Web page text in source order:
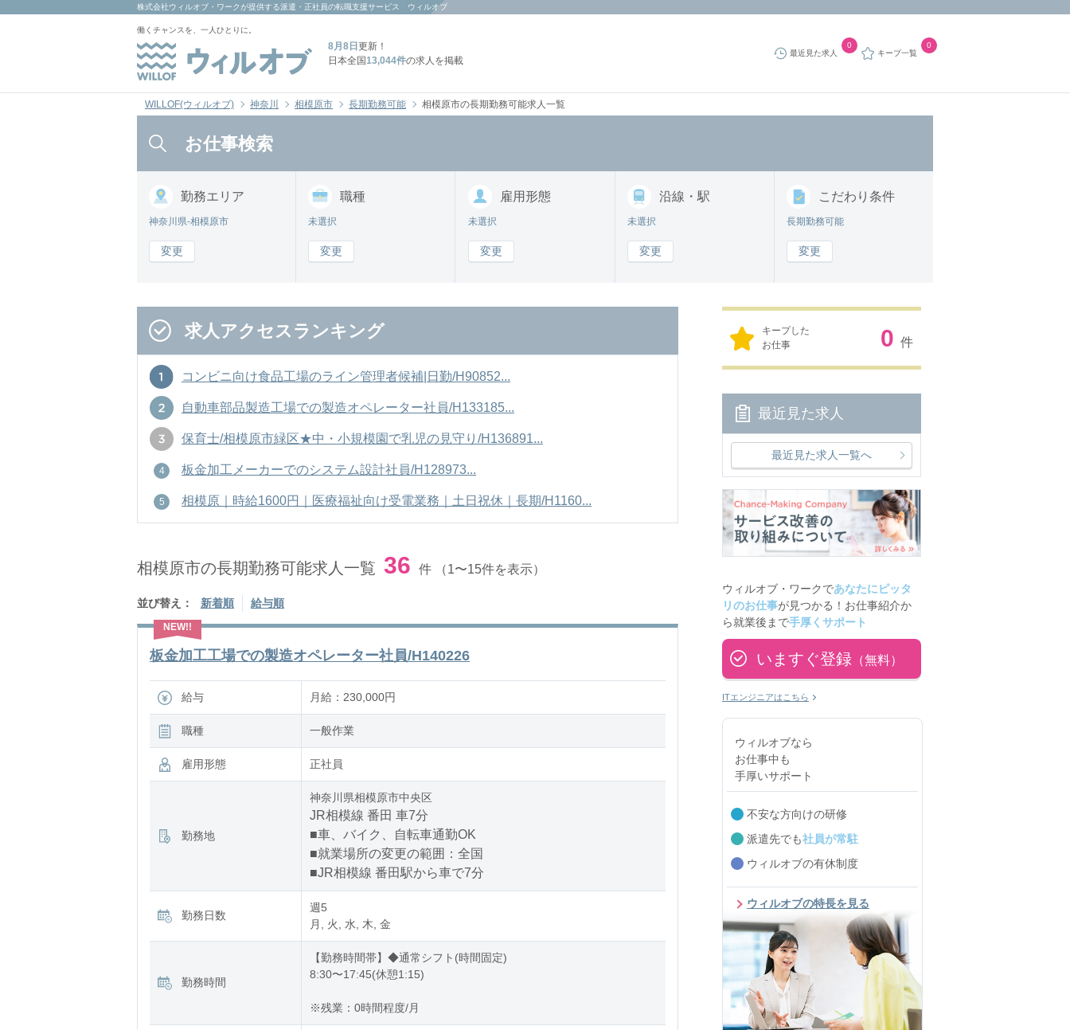
株式会社ウィルオブ・ワーク が提供する派遣・正社員の転職支援サービス ウィルオブ
働くチャンスを、一人ひとりに。
8月8日 更新！
日本全国13,044件の求人を掲載
最近見た求人
0
キープ一覧
0
WILLOF(ウィルオブ) 神奈川 相模原市 長期勤務可能 相模原市の長期勤務可能求人一覧
お仕事検索
勤務エリア
神奈川県-相模原市
変更
職種
未選択
変更
雇用形態
未選択
変更
沿線・駅
未選択
変更
こだわり 条件
長期勤務可能
変更
求人アクセスランキング
コンビニ向け食品工場のライン管理者候補|日勤/H90852...
自動車部品製造工場での製造オペレーター社員/H133185...
保育士/相模原市緑区★中・小規模園で乳児の見守り/H136891...
板金加工メーカーでのシステム設計社員/H128973...
相模原｜時給1600円｜医療福祉向け受電業務｜土日祝休｜長期/H1160...
相模原市の長期勤務可能求人一覧 36 件 （1〜15件を表示）
並び替え： 新着順 給与順
板金加工工場での製造オペレーター社員/H140226
給与 月給：230,000円
職種 一般作業
雇用形態 正社員
勤務地
神奈川県相模原市中央区
JR相模線 番田 車7分
■車、バイク、自転車通勤OK
■就業場所の変更の範囲：全国
■JR相模線 番田駅から車で7分
勤務日数
週5
月, 火, 水, 木, 金
勤務時間
【勤務時間帯】◆通常シフト(時間固定)
8:30〜17:45(休憩1:15)
※残業：0時間程度/月
キープした
お仕事
0 件
最近見た求人
最近見た求人一覧へ
ウィルオブ・ワークであなたにピッタ
リのお仕事が見つかる！お仕事紹介か
ら就業後まで手厚くサポート
いますぐ登録 （無料）
ITエンジニアはこちら
ウィルオブなら
お仕事中も
手厚いサポート
不安な方向けの研修
派遣先でも社員が常駐
ウィルオブの有休制度
ウィルオブの特長を見る